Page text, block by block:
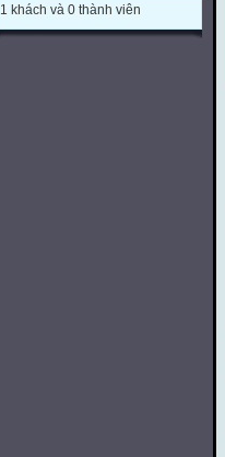
1 khách và 0 thành viên